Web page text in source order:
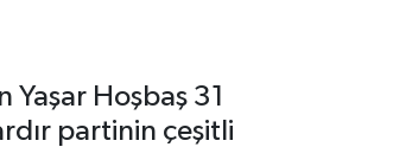
Hoşbaş 31
partinin çeşitli